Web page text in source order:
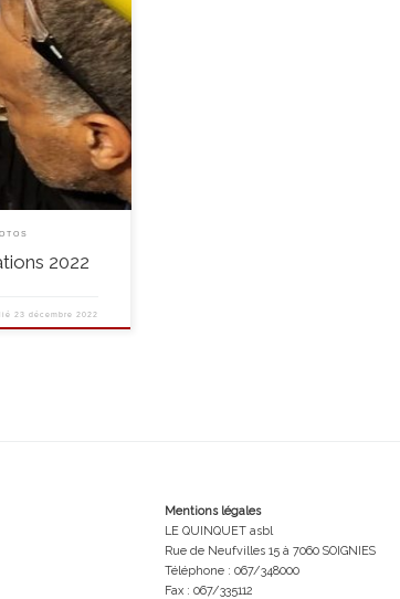
de l’asbl Le
à réparer ou à
conseiller et
de Soignies, a
2022
23 décembre 2022
Mentions légales
LE QUINQUET asbl
Rue de Neufvilles 15 à 7060 SOIGNIES
Téléphone : 067/348000
Fax : 067/335112